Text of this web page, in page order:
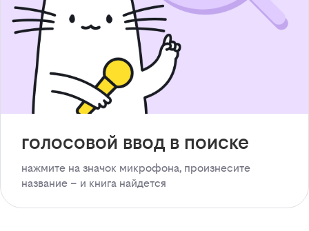
голосовой ввод в поиске
нажмите на значок микрофона, произнесите
название – и книга найдется